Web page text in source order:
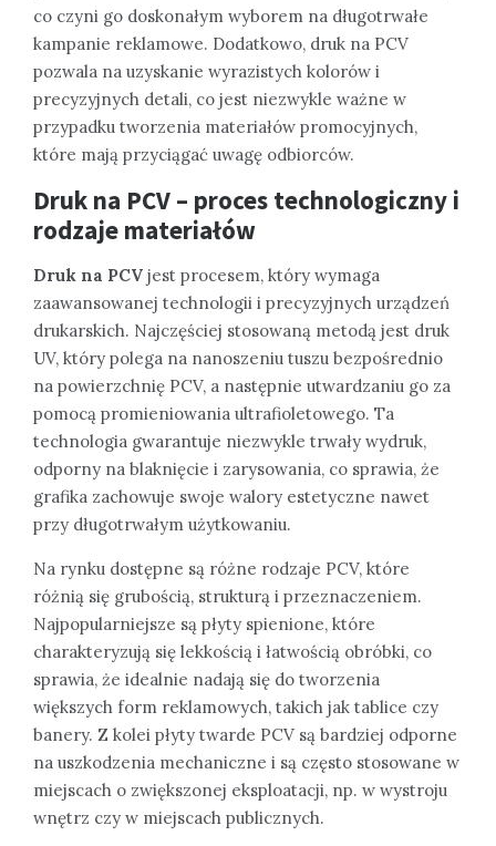
co czyni go doskonałym wyborem na długotrwałe
kampanie reklamowe. Dodatkowo, druk na PCV
pozwala na uzyskanie wyrazistych kolorów i
precyzyjnych detali, co jest niezwykle ważne w
przypadku tworzenia materiałów promocyjnych,
które mają przyciągać uwagę odbiorców.
Druk na PCV – proces technologiczny i
rodzaje materiałów
Druk na PCV jest procesem, który wymaga
zaawansowanej technologii i precyzyjnych urządzeń
drukarskich. Najczęściej stosowaną metodą jest druk
UV, który polega na nanoszeniu tuszu bezpośrednio
na powierzchnię PCV, a następnie utwardzaniu go za
pomocą promieniowania ultrafioletowego. Ta
technologia gwarantuje niezwykle trwały wydruk,
odporny na blaknięcie i zarysowania, co sprawia, że
grafika zachowuje swoje walory estetyczne nawet
przy długotrwałym użytkowaniu.
Na rynku dostępne są różne rodzaje PCV, które
różnią się grubością, strukturą i przeznaczeniem.
Najpopularniejsze są płyty spienione, które
charakteryzują się lekkością i łatwością obróbki, co
sprawia, że idealnie nadają się do tworzenia
większych form reklamowych, takich jak tablice czy
banery. Z kolei płyty twarde PCV są bardziej odporne
na uszkodzenia mechaniczne i są często stosowane w
miejscach o zwiększonej eksploatacji, np. w wystroju
wnętrz czy w miejscach publicznych.